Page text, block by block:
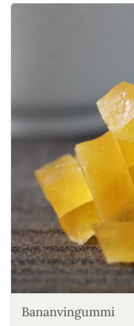
Bananvingummi